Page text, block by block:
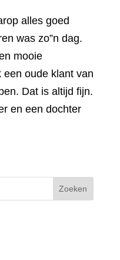
alles goed
was zo”n dag.
mooie
oude klant van
Dat is altijd fijn.
en een dochter